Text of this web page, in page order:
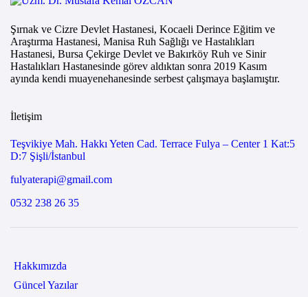
Şırnak ve Cizre Devlet Hastanesi, Kocaeli Derince Eğitim ve
Araştırma Hastanesi, Manisa Ruh Sağlığı ve Hastalıkları
Hastanesi, Bursa Çekirge Devlet ve Bakırköy Ruh ve Sinir
Hastalıkları Hastanesinde görev aldıktan sonra 2019 Kasım
ayında kendi muayenehanesinde serbest çalışmaya başlamıştır.
İletişim
Teşvikiye Mah. Hakkı Yeten Cad. Terrace Fulya – Center 1 Kat:5
D:7 Şişli/İstanbul
fulyaterapi@gmail.com
0532 238 26 35
Hakkımızda
Güncel Yazılar